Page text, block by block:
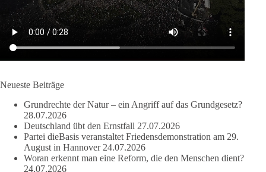
Anthony Fauci, Immunologe und Berater des ehemaligen US-
Präsidenten, hat bei einer Anhörung des US-Senats auf mehr
als 100 Fragen die Aussage verweigert. Die juristische
Bewertung werden Gerichte und Ermittlungen klären – auch
der Vorgang eines deutlich:
Die Corona-Zeit ist noch lange nicht aufgearbeitet.
Auch in Deutschland warten viele Menschen bis heute auf
Antworten:
Neueste Beiträge
Grundrechte der Natur – ein Angriff auf das Grundgesetz?
28.07.2026
Deutschland übt den Ernstfall 27.07.2026
Partei dieBasis veranstaltet Friedensdemonstration am 29.
August in Hannover 24.07.2026
Woran erkennt man eine Reform, die den Menschen dient?
24.07.2026